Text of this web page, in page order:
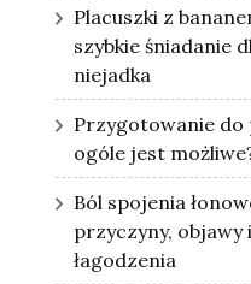
Placuszki z
szybkie śniadanie
niejadka
Przygotowanie
ogóle jest
Ból spojenia
przyczyny, objawy
łagodzenia